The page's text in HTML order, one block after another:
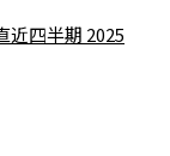
近四半期 2025